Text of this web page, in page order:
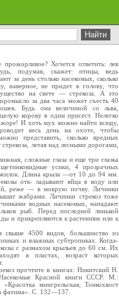
Хочется ответить: лев
подумав, скажет: птицы, ведь
за день столько насекомых, сколько
наверное, не придет в голову, что
на свете — стрекоза. А это
за два часа может съесть 40
Будь она величиной со льва,
корову в один присест. Нелегко
И хоть мух можно найти всюду,
весь день на охоте, чтобы
представить, сколько вредных
летая над лесными дорогами,
сложные глаза и еще три глазка
усики, 4 прозрачных
жилок. Длина крыла —от 10 до 94 мм.
отк- ладывают яйца в воду или
реже — в мокрую почву. Личинки
жабрами. Личинки стрекоз тоже
водных насекомых, нападают
рыб. Перед последней линькой
и прикрепляются к растениям или к
свыше 4500 видов, большинство из
и влажных субтропиках. Когда-
с размахом крыльев до 60 см. Их
в пластах, возраст которых
прочтите в книгах: Никитский Н.
Красной книги СССР. М.:
мингрельская, Тонкохвост
фатима». С. 132—137.